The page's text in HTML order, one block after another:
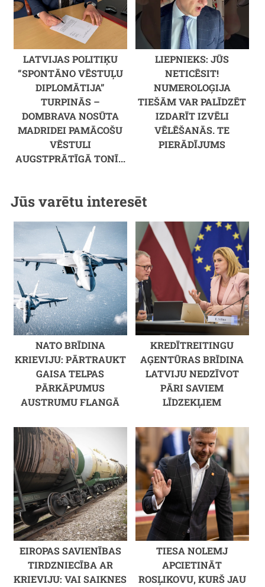
LATVIJAS POLITIĶU
“SPONTĀNO VĒSTUĻU
DIPLOMĀTIJA”
TURPINĀS –
DOMBRAVA NOSŪTA
MADRIDEI PAMĀCOŠU
VĒSTULI
AUGSTPRĀTĪGĀ TONĪ...
LIEPNIEKS: JŪS
NETICĒSIT!
NUMEROLOĢIJA
TIEŠĀM VAR PALĪDZĒT
IZDARĪT IZVĒLI
VĒLĒŠANĀS. TE
PIERĀDĪJUMS
Jūs varētu interesēt
NATO BRĪDINA
KRIEVIJU: PĀRTRAUKT
GAISA TELPAS
PĀRKĀPUMUS
AUSTRUMU FLANGĀ
KREDĪTREITINGU
AĢENTŪRAS BRĪDINA
LATVIJU NEDZĪVOT
PĀRI SAVIEM
LĪDZEKĻIEM
EIROPAS SAVIENĪBAS
TIRDZNIECĪBA AR
KRIEVIJU: VAI SAIKNES
TIESA NOLEMJ
APCIETINĀT
ROSĻIKOVU, KURŠ JAU